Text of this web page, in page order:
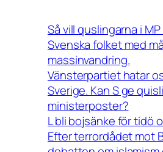
Så vill quslingarna i
Svenska folket med
massinvandring.
Vänsterpartiet hatar
Sverige. Kan S ge
ministerposter?
L bli bojsänke för tidö
Efter terrordådet mot